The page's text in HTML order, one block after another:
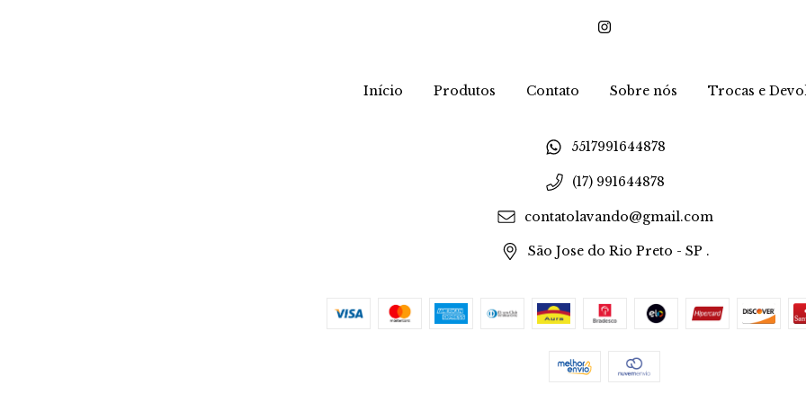
Início Produtos Contato Sobre nós Trocas e
5517991644878
(17) 991644878
contatolavando@gmail.com
São Jose do Rio Preto - SP .